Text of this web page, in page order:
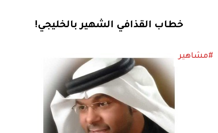
خطاب القذافي الشهير بالخليجي!
#مشاهير